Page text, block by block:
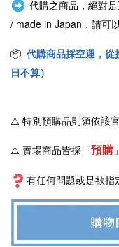
代購之商品，絕對
/ made in Japan ，請可
📦 代購商品採空運，
日不算）
⚠️ 特別預購品則須依該
⚠️ 賣場商品皆採 「預購 」
有任何問題或是欲